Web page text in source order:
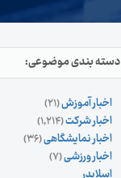
دسته بندی موضوعی:
اخبار آموزش(۲۱)
اخبار شرکت(۱,۲۱۴)
اخبار نمایشگاهی(۳۶)
اخبار ورزشی(۷)